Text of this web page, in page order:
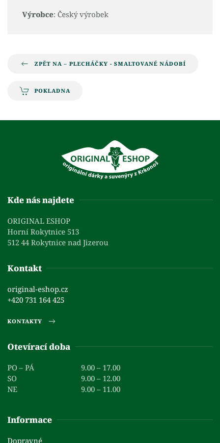
Výrobce: Český výrobek
ZPĚT NA – PLECHÁČKY - SMALTOVANÉ NÁDOBÍ
POKLADNA
Kde nás najdete
ORIGINAL ESHOP
Horní Rokytnice 513
512 44 Rokytnice nad Jizerou
Kontakt
original-eshop.cz
+420 731 164 425
KONTAKTY
Otevírací doba
PO – PÁ
9.00 – 17.00
SO
9.00 – 12.00
NE
9.00 – 11.00
Informace
Dopravné